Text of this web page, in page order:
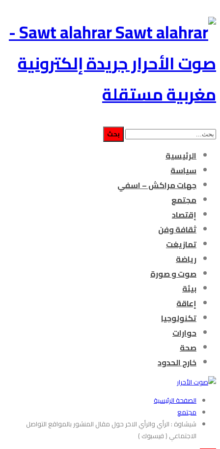
Sawt alahrar -
صوت الأحرار جريدة إلكترونية
مغربية مستقلة
الرئيسية
سياسة
جهات مراكش – اسفي
مجتمع
إقتصاد
ثقافة وفن
تمازيغت
رياضة
صوت و صورة
بيئة
إعاقة
تكنولوجيا
حوارات
صحة
خارج الحدود
الصفحة الرئيسية
مجتمع
شيشاوة : الرأي والرأي الاخر حول مقال المنشور بالمواقع التواصل
الاجتماعي ( فيسبوك )